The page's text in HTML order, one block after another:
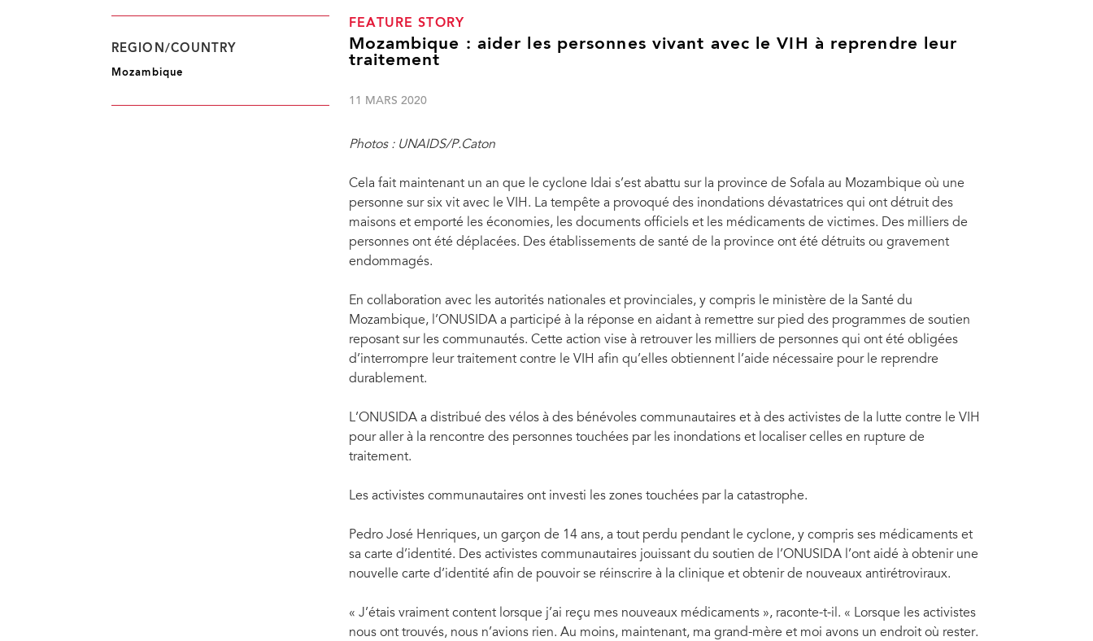
FEATURE STORY
Mozambique : aider les personnes vivant avec le VIH à reprendre leur
traitement
11 MARS 2020
Photos : UNAIDS/P.Caton
Cela fait maintenant un an que le cyclone Idai s’est abattu sur la province de Sofala au Mozambique où une
personne sur six vit avec le VIH. La tempête a provoqué des inondations dévastatrices qui ont détruit des
maisons et emporté les économies, les documents officiels et les médicaments de victimes. Des milliers de
personnes ont été déplacées. Des établissements de santé de la province ont été détruits ou gravement
endommagés.
En collaboration avec les autorités nationales et provinciales, y compris le ministère de la Santé du
Mozambique, l’ONUSIDA a participé à la réponse en aidant à remettre sur pied des programmes de soutien
reposant sur les communautés. Cette action vise à retrouver les milliers de personnes qui ont été obligées
d’interrompre leur traitement contre le VIH afin qu’elles obtiennent l’aide nécessaire pour le reprendre
durablement.
L’ONUSIDA a distribué des vélos à des bénévoles communautaires et à des activistes de la lutte contre le VIH
pour aller à la rencontre des personnes touchées par les inondations et localiser celles en rupture de
traitement.
Les activistes communautaires ont investi les zones touchées par la catastrophe.
Pedro José Henriques, un garçon de 14 ans, a tout perdu pendant le cyclone, y compris ses médicaments et
sa carte d’identité. Des activistes communautaires jouissant du soutien de l’ONUSIDA l’ont aidé à obtenir une
nouvelle carte d’identité afin de pouvoir se réinscrire à la clinique et obtenir de nouveaux antirétroviraux.
« J’étais vraiment content lorsque j’ai reçu mes nouveaux médicaments », raconte-t-il. « Lorsque les activistes
nous ont trouvés, nous n’avions rien. Au moins, maintenant, ma grand-mère et moi avons un endroit où rester.
REGION/COUNTRY
Mozambique